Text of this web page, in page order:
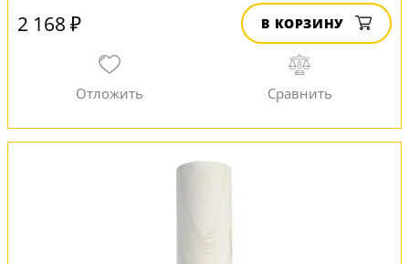
2 168 ₽ В КОРЗИНУ